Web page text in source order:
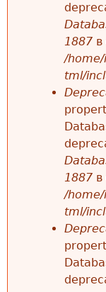
1887
/
tml/
1887
/
tml/